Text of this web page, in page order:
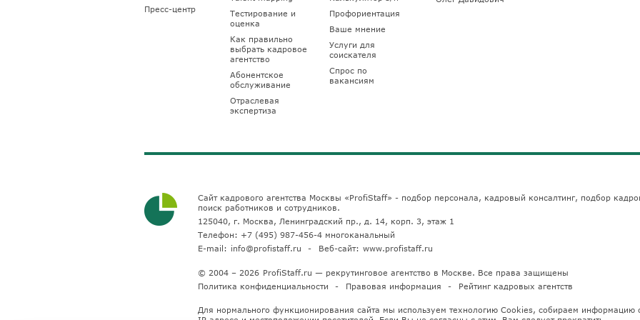
Пресс-центр
Тестирование и
оценка
Как правильно
выбрать кадровое
агентство
Абонентское
обслуживание
Отраслевая
экспертиза
Профориентация
Ваше мнение
Услуги для
соискателя
Спрос по
вакансиям
Сайт кадрового агентства Москвы «ProfiStaff» - подбор персонала, кадровый консалтинг, подбор
поиск работников и сотрудников.
125040, г. Москва, Ленинградский пр., д. 14, корп. 3, этаж 1
Телефон: +7 (495) 987-456-4 многоканальный
E-mail: info@profistaff.ru Веб-сайт: www.profistaff.ru
© 2004 – 2026 ProfiStaff.ru — рекрутинговое агентство в Москве. Все права защищены
Политика конфиденциальности
Правовая информация Рейтинг кадровых агентств
Для нормального функционирования сайта мы используем технологию Cookies, собираем информацию